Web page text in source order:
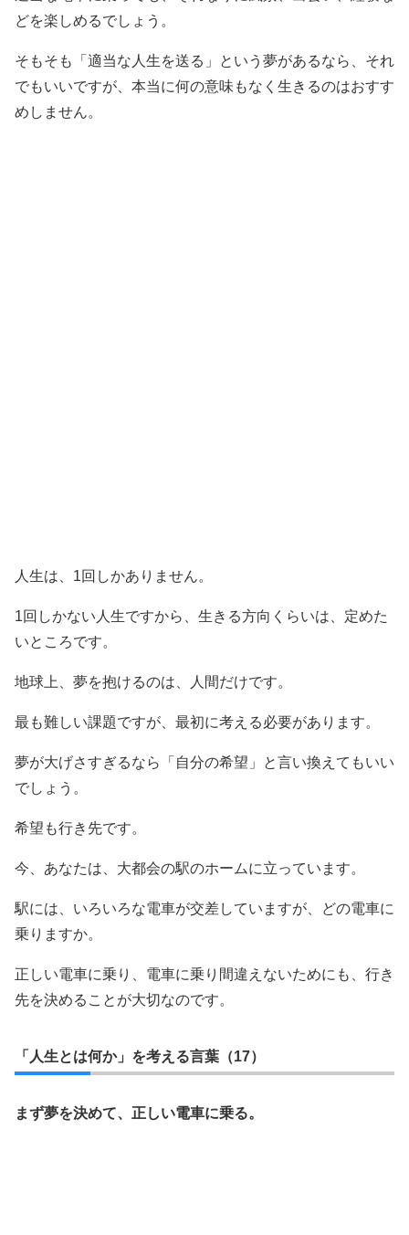
どを楽しめるでしょう。
そもそも「適当な人生を送る」という夢があるなら、それ
でもいいですが、本当に何の意味もなく生きるのはおすす
めしません。
人生は、1回しかありません。
1回しかない人生ですから、生きる方向くらいは、定めた
いところです。
地球上、夢を抱けるのは、人間だけです。
最も難しい課題ですが、最初に考える必要があります。
夢が大げさすぎるなら「自分の希望」と言い換えてもいい
でしょう。
希望も行き先です。
今、あなたは、大都会の駅のホームに立っています。
駅には、いろいろな電車が交差していますが、どの電車に
乗りますか。
正しい電車に乗り、電車に乗り間違えないためにも、行き
先を決めることが大切なのです。
「人生とは何か」を考える言葉（17）
まず夢を決めて、正しい電車に乗る。